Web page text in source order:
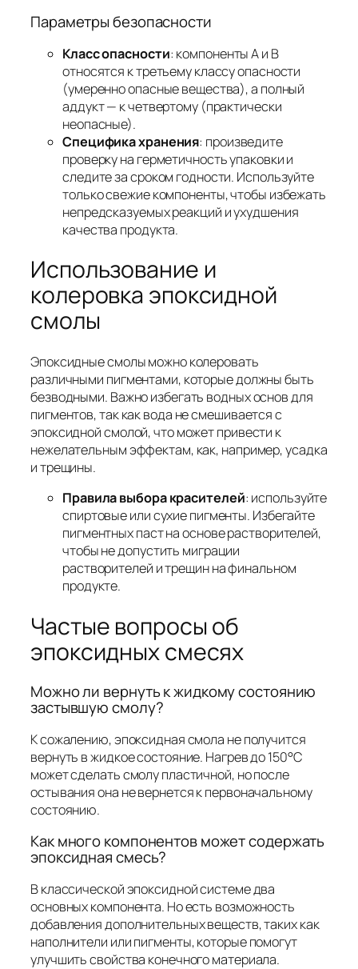
Параметры безопасности
Класс опасности: компоненты A и B
относятся к третьему классу опасности
(умеренно опасные вещества), а полный
аддукт — к четвертому (практически
неопасные).
Специфика хранения: произведите
проверку на герметичность упаковки и
следите за сроком годности. Используйте
только свежие компоненты, чтобы избежать
непредсказуемых реакций и ухудшения
качества продукта.
Использование и
колеровка эпоксидной
смолы
Эпоксидные смолы можно колеровать
различными пигментами, которые должны быть
безводными. Важно избегать водных основ для
пигментов, так как вода не смешивается с
эпоксидной смолой, что может привести к
нежелательным эффектам, как, например, усадка
и трещины.
Правила выбора красителей: используйте
спиртовые или сухие пигменты. Избегайте
пигментных паст на основе растворителей,
чтобы не допустить миграции
растворителей и трещин на финальном
продукте.
Частые вопросы об
эпоксидных смесях
Можно ли вернуть к жидкому состоянию
застывшую смолу?
К сожалению, эпоксидная смола не получится
вернуть в жидкое состояние. Нагрев до 150°C
может сделать смолу пластичной, но после
остывания она не вернется к первоначальному
состоянию.
Как много компонентов может содержать
эпоксидная смесь?
В классической эпоксидной системе два
основных компонента. Но есть возможность
добавления дополнительных веществ, таких как
наполнители или пигменты, которые помогут
улучшить свойства конечного материала.